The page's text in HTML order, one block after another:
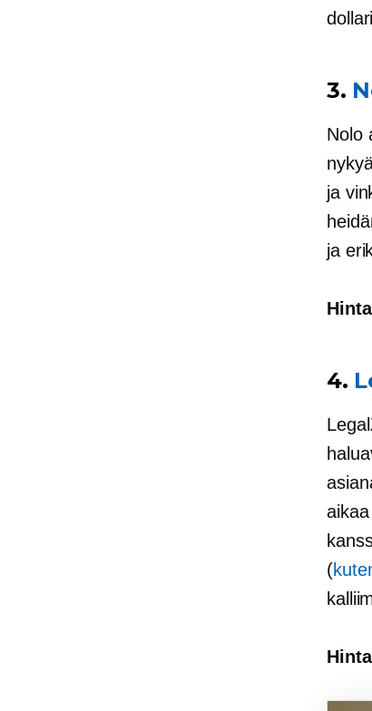
3.
Nolo
ja
ja
Hinta
4.
aikaa
(
Hinta